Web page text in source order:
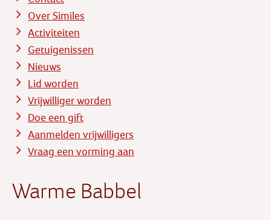
Over Similes
Activiteiten
Getuigenissen
Nieuws
Lid worden
Vrijwilliger worden
Doe een gift
Aanmelden vrijwilligers
Vraag een vorming aan
Warme Babbel